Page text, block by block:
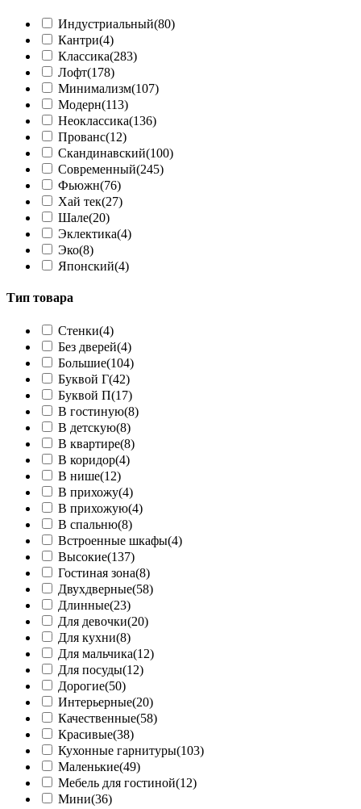
Индустриальный(80)
Кантри(4)
Классика(283)
Лофт(178)
Минимализм(107)
Модерн(113)
Неоклассика(136)
Прованс(12)
Скандинавский(100)
Современный(245)
Фьюжн(76)
Хай тек(27)
Шале(20)
Эклектика(4)
Эко(8)
Японский(4)
Тип товара
Cтенки(4)
Без дверей(4)
Большие(104)
Буквой Г(42)
Буквой П(17)
В гостиную(8)
В детскую(8)
В квартире(8)
В коридор(4)
В нише(12)
В прихожу(4)
В прихожую(4)
В спальню(8)
Встроенные шкафы(4)
Высокие(137)
Гостиная зона(8)
Двухдверные(58)
Длинные(23)
Для девочки(20)
Для кухни(8)
Для мальчика(12)
Для посуды(12)
Дорогие(50)
Интерьерные(20)
Качественные(58)
Красивые(38)
Кухонные гарнитуры(103)
Маленькие(49)
Мебель для гостиной(12)
Мини(36)